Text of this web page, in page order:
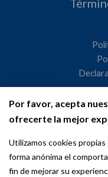
Por favor, acepta
ofrecerte la mejor
Utilizamos cookies
forma anónima el
fin de mejorar su
WeMadrid es un
dedicado a las